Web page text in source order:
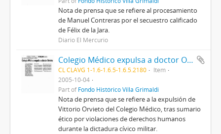
Nota de prensa que se refiere al procesamiento
de Manuel Contreras por el secuestro calificado
de Félix de la Jara.
Diario El Mercurio
Colegio Médico expulsa a doctor Orvieto.
CL CLAVG 1-1.6-1.6.5-1.6.5.2180
Item
2005-10-04
Part ofFondo Histórico Villa Grimaldi
Nota de prensa que se refiere a la expulsión de
Vittorio Orvieto del Colegio Médico, tras sumario
ético por violaciones de derechos humanos
durante la dictadura cívico militar.